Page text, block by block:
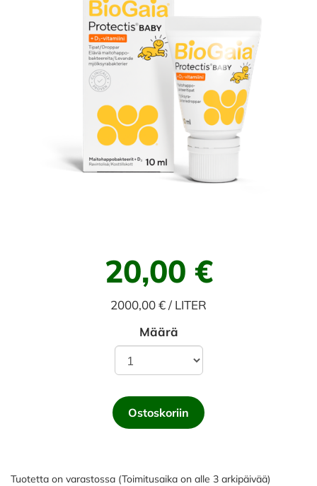
20,00 €
2000,00 € / LITER
Määrä
Ostoskoriin
Tuotetta on varastossa (Toimitusaika on alle 3 arkipäivää)